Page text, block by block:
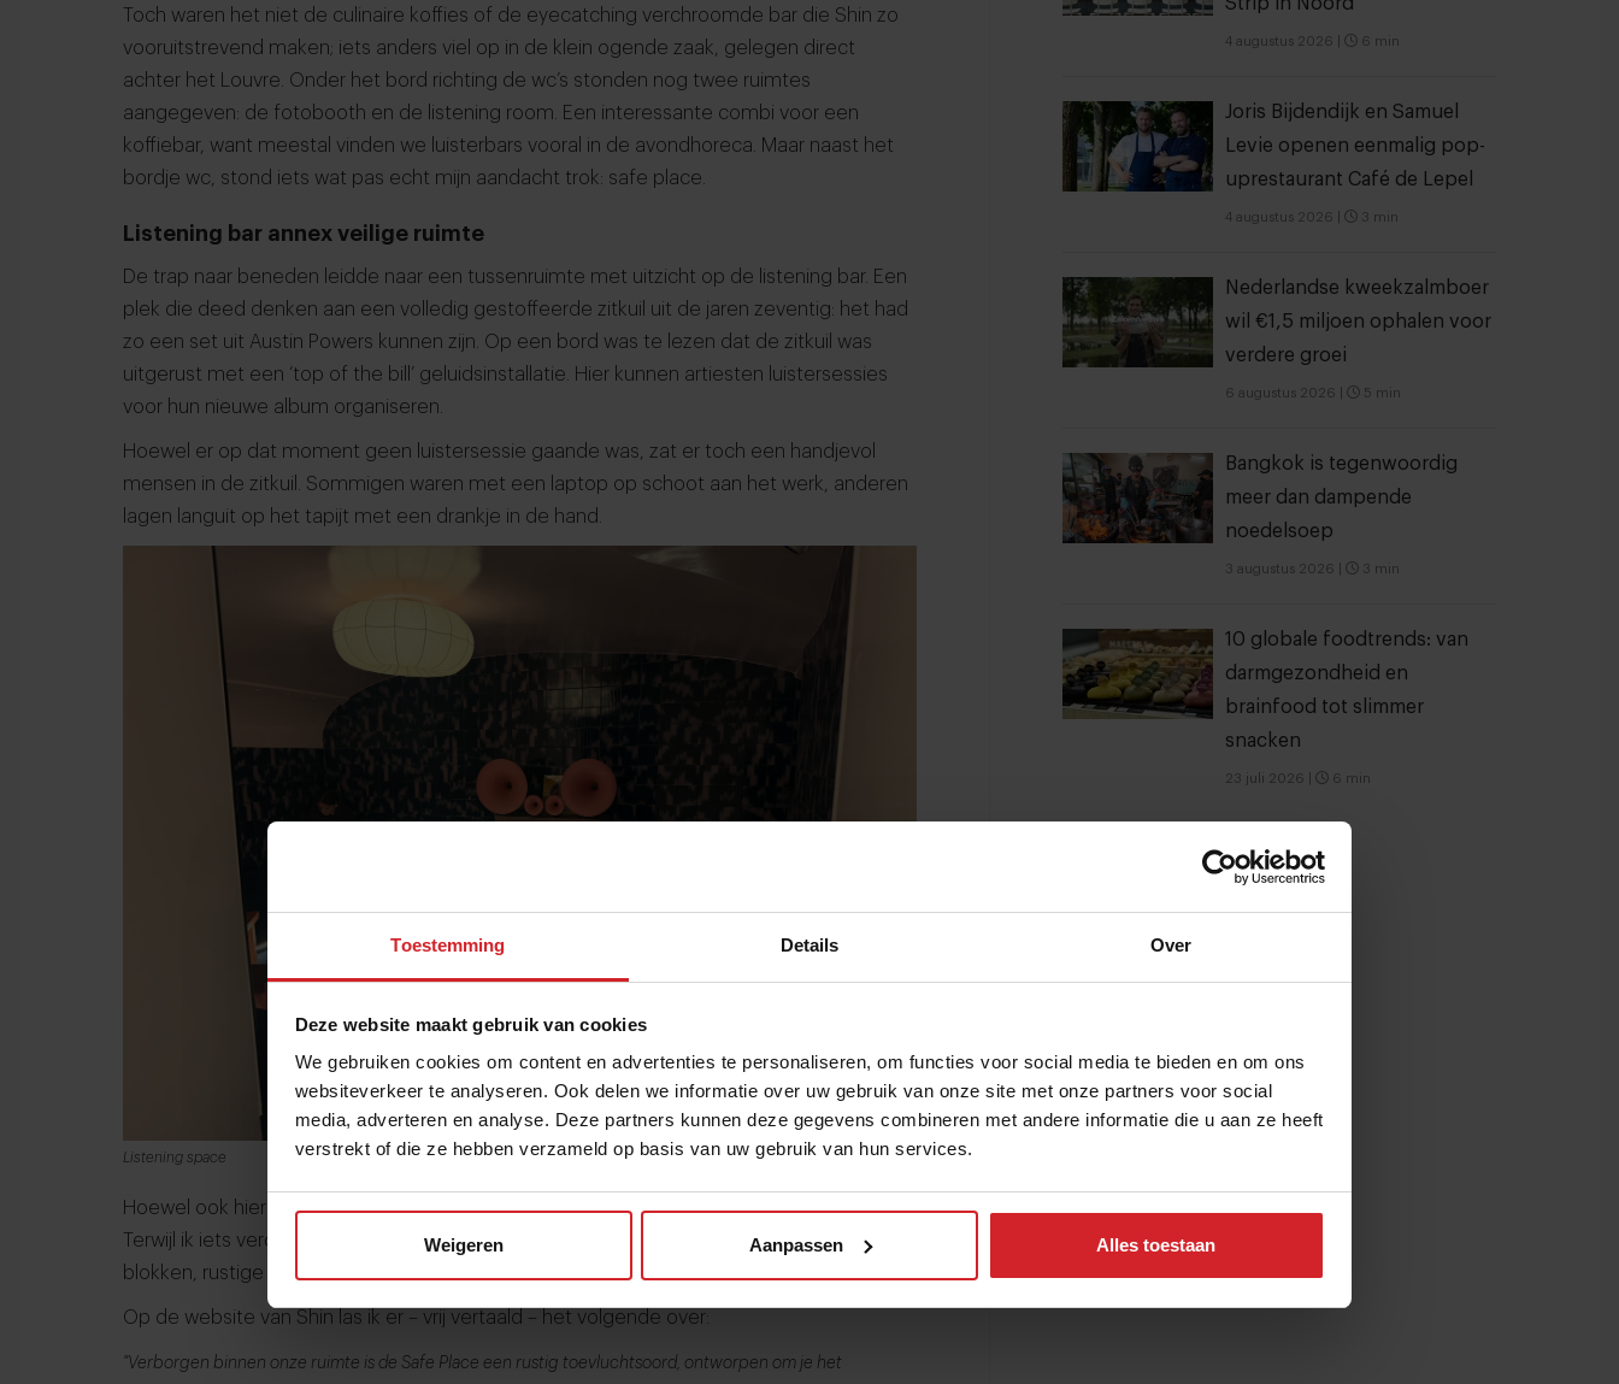
Toestemming Details Over
Deze website maakt gebruik van cookies
We gebruiken cookies om content en advertenties te personaliseren, om functies voor social media te bieden en om ons
websiteverkeer te analyseren. Ook delen we informatie over uw gebruik van onze site met onze partners voor social
media, adverteren en analyse. Deze partners kunnen deze gegevens combineren met andere informatie die u aan ze heeft
verstrekt of die ze hebben verzameld op basis van uw gebruik van hun services.
Weigeren Aanpassen Alles toestaan
Toch waren het niet de culinaire koffies of de eyecatching verchroomde bar die Shin zo
vooruitstrevend maken; iets anders viel op in de klein ogende zaak, gelegen direct
achter het Louvre. Onder het bord richting de wc’s stonden nog twee ruimtes
aangegeven: de fotobooth en de listening room. Een interessante combi voor een
koffiebar, want meestal vinden we luisterbars vooral in de avondhoreca. Maar naast het
bordje wc, stond iets wat pas echt mijn aandacht trok: safe place.
Listening bar annex veilige ruimte
De trap naar beneden leidde naar een tussenruimte met uitzicht op de listening bar. Een
plek die deed denken aan een volledig gestoffeerde zitkuil uit de jaren zeventig: het had
zo een set uit Austin Powers kunnen zijn. Op een bord was te lezen dat de zitkuil was
uitgerust met een ‘top of the bill’ geluidsinstallatie. Hier kunnen artiesten luistersessies
voor hun nieuwe album organiseren.
Hoewel er op dat moment geen luistersessie gaande was, zat er toch een handjevol
mensen in de zitkuil. Sommigen waren met een laptop op schoot aan het werk, anderen
lagen languit op het tapijt met een drankje in de hand.
Listening space
Hoewel ook hier een relaxte vibe hing, was het niet de zitkuil die diende als safe place.
Terwijl ik iets verder doorliep, stuitte ik op nog een zitplek met verschillende houten
blokken, rustige kleuren op de muur en een sereen uitzicht op een achtertuin.
Op de website van Shin las ik er – vrij vertaald – het volgende over:
"Verborgen binnen onze ruimte is de Safe Place een rustig toevluchtsoord, ontworpen om je het
4 augustus 2026 6 min
Joris Bijdendijk en Samuel
Levie openen eenmalig pop-
uprestaurant Café de Lepel
4 augustus 2026 3 min
Nederlandse kweekzalmboer
wil €1,5 miljoen ophalen voor
verdere groei
6 augustus 2026 5 min
Bangkok is tegenwoordig
meer dan dampende
noedelsoep
3 augustus 2026 3 min
10 globale foodtrends: van
darmgezondheid en
brainfood tot slimmer
snacken
23 juli 2026 6 min